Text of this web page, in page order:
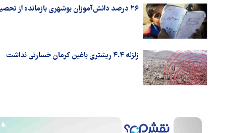
۲۶ درصد دانش‌آموزان بوشهری بازمانده از تحصیل به چرخه آموزش بازگشتند
زلزله ۴.۴ ریشتری باغین کرمان خسارتی نداشت